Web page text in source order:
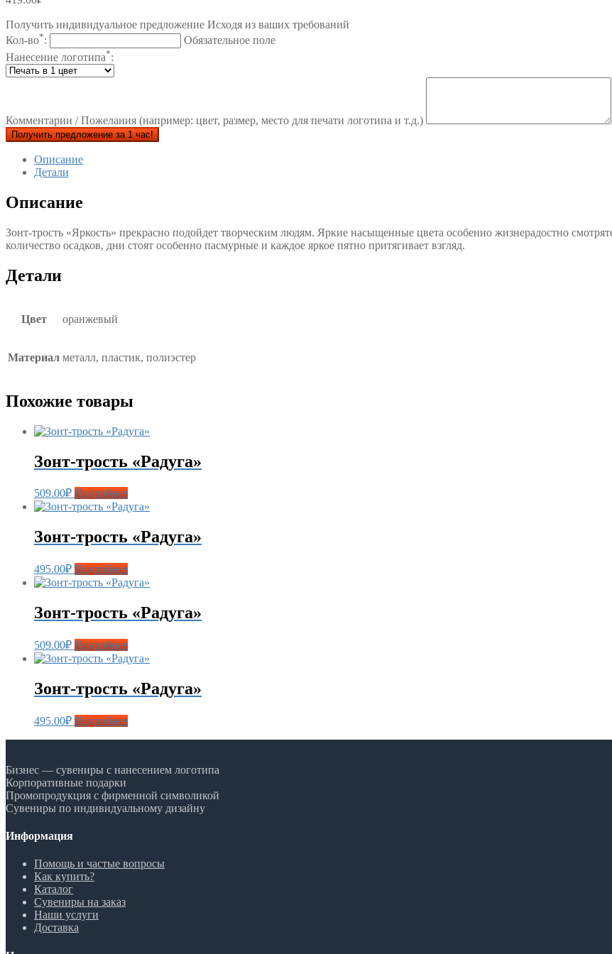
Получить индивидуальное предложение Исходя из ваших требований
Кол-во*:
Обязательное поле
Нанесение логотипа*:
Комментарии / Пожелания (например: цвет, размер, место для печати логотипа и т.д.)
Получить предложение за 1 час!
Описание
Детали
Описание
Зонт-трость «Яркость» прекрасно подойдет творческим людям. Яркие насыщенные цвета особенно жизнерадостно
количество осадков, дни стоят особенно пасмурные и каждое яркое пятно притягивает взгляд.
Детали
Цвет оранжевый
Материал металл, пластик, полиэстер
Похожие товары
Зонт-трость «Радуга»
509.00₽ Подробнее
Зонт-трость «Радуга»
495.00₽ Подробнее
Зонт-трость «Радуга»
509.00₽ Подробнее
Зонт-трость «Радуга»
495.00₽ Подробнее
Бизнес — сувениры с нанесением логотипа
Корпоративные подарки
Промопродукция с фирменной символикой
Сувениры по индивидуальному дизайну
Информация
Помощь и частые вопросы
Как купить?
Каталог
Сувениры на заказ
Наши услуги
Доставка